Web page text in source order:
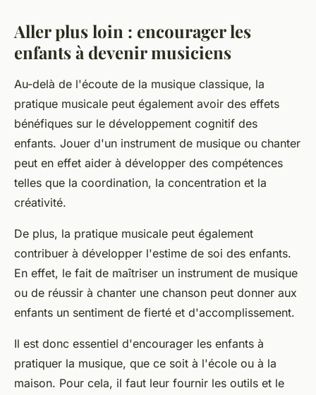
Aller plus loin : encourager les
enfants à devenir musiciens
Au-delà de l'écoute de la musique classique, la
pratique musicale peut également avoir des effets
bénéfiques sur le développement cognitif des
enfants. Jouer d'un instrument de musique ou chanter
peut en effet aider à développer des compétences
telles que la coordination, la concentration et la
créativité.
De plus, la pratique musicale peut également
contribuer à développer l'estime de soi des enfants.
En effet, le fait de maîtriser un instrument de musique
ou de réussir à chanter une chanson peut donner aux
enfants un sentiment de fierté et d'accomplissement.
Il est donc essentiel d'encourager les enfants à
pratiquer la musique, que ce soit à l'école ou à la
maison. Pour cela, il faut leur fournir les outils et le